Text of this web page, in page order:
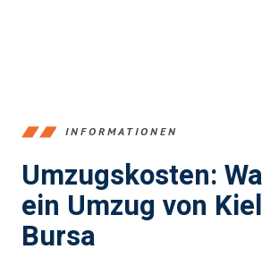
INFORMATIONEN
Umzugskosten:
ein Umzug von
Bursa